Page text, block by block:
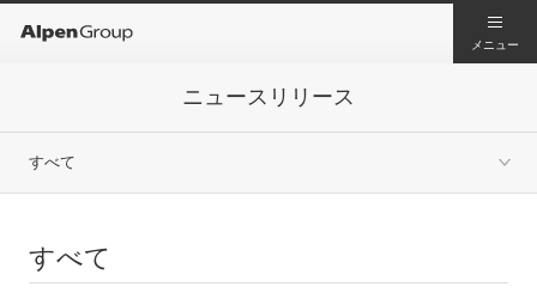
メニュー
ニュースリリース
すべて
すべて